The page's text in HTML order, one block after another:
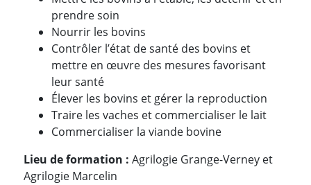
prendre soin
Nourrir les bovins
Contrôler l’état de santé des bovins et
mettre en œuvre des mesures favorisant
leur santé
Élever les bovins et gérer la reproduction
Traire les vaches et commercialiser le lait
Commercialiser la viande bovine
Lieu de formation : Agrilogie Grange-Verney et
Agrilogie Marcelin